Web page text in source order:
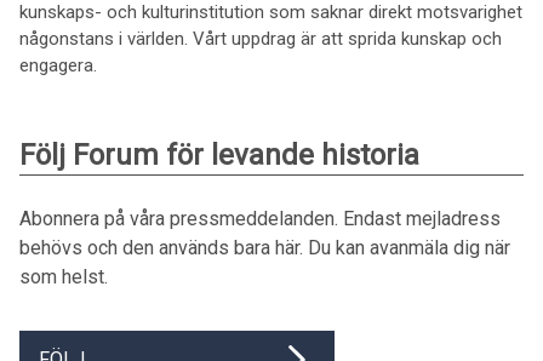
kunskaps- och kulturinstitution som saknar direkt motsvarighet
någonstans i världen. Vårt uppdrag är att sprida kunskap och
engagera.
Följ Forum för levande historia
Abonnera på våra pressmeddelanden. Endast mejladress
behövs och den används bara här. Du kan avanmäla dig när
som helst.